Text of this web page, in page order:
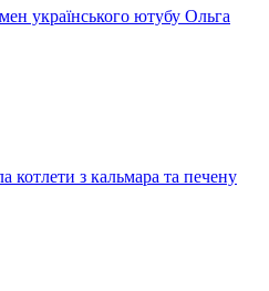
українського ютубу Ольга
котлети з кальмара та печену